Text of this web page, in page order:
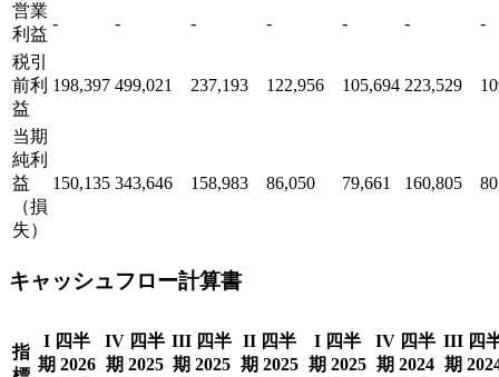
営業
利益
- - - - - - -
税引
前利
益
198,397 499,021 237,193 122,956 105,694 223,529
当期
純利
益
（損
失）
150,135 343,646 158,983 86,050 79,661 160,805
キャッシュフロー計算書
指
I 四半
期 2026
IV 四半
期 2025
III 四半
期 2025
II 四半
期 2025
I 四半
期 2025
IV 四半
期 2024
III 四
期